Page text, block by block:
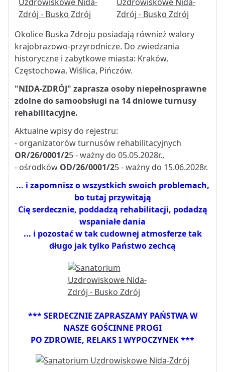
Okolice Buska Zdroju posiadają również walory
krajobrazowo-przyrodnicze. Do zwiedzania
historyczne i zabytkowe miasta: Kraków,
Częstochowa, Wiślica, Pińczów.
"NIDA-ZDRÓJ" zaprasza osoby niepełnosprawne
zdolne do samoobsługi na 14 dniowe turnusy
rehabilitacyjne.
Aktualne wpisy do rejestru:
- organizatorów turnusów rehabilitacyjnych
OR/26/0001/25 - ważny do 05.05.2028r.,
- ośrodków OD/26/0001/25 - ważny do 15.06.2028r.
... i zapomnisz o wszystkich swoich problemach,
bo tutaj przywitają
Cię serdecznie, poddadzą rehabilitacji, podadzą
wspaniałe dania
... i pozostać w tak cudownej atmosferze tak
długo jak tylko Państwo zechcą
*** SERDECZNIE ZAPRASZAMY PAŃSTWA W
NASZE GOŚCINNE PROGI
PO ZDROWIE, RELAKS I WYPOCZYNEK ***